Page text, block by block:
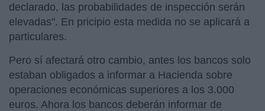
declarado, las probabilidades de inspección serán
elevadas". En pricipio esta medida no se aplicará a
particulares.
Pero sí afectará otro cambio, antes los bancos solo
estaban obligados a informar a Hacienda sobre
operaciones económicas superiores a los 3.000
euros. Ahora los bancos deberán informar de